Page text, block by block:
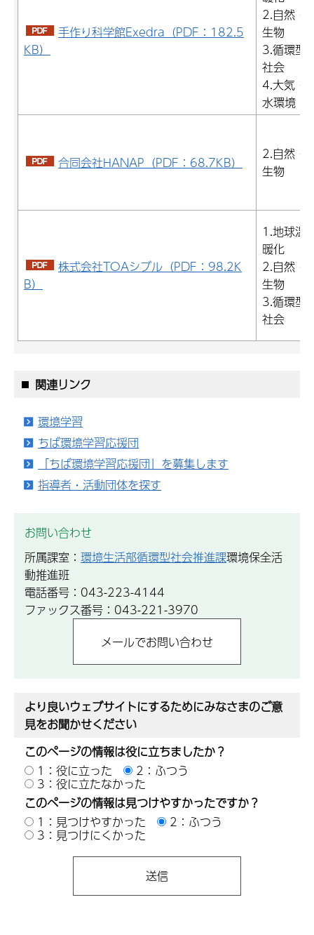
手作り科学館Exedra（PDF：182.5
KB）
2.自然・
生物
3.循環型
社会
4.大気・
水環境
合同会社HANAP（PDF：68.7KB）
2.自然・
生物
株式会社TOAシブル（PDF：98.2K
B）
1.地球温
暖化
2.自然・
生物
3.循環型
社会
関連リンク
環境学習
ちば環境学習応援団
「ちば環境学習応援団」を募集します
指導者・活動団体を探す
お問い合わせ
所属課室： 環境生活部循環型社会推進課環境保全活
動推進班
電話番号：043-223-4144
ファックス番号：043-221-3970
より良いウェブサイトにするためにみなさまのご意
見をお聞かせください
このページの情報は役に立ちましたか？
1：役に立った
2：ふつう
3：役に立たなかった
このページの情報は見つけやすかったですか？
1：見つけやすかった
2：ふつう
3：見つけにくかった